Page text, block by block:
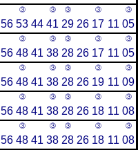
③ ③ ③ ③ ③
56 53 44 41 29 26 17 11 05
③ ③ ③ ③ ③
56 48 41 38 28 26 17 11 05
③ ③ ③ ③ ③
56 48 41 38 28 26 19 11 09
③ ③ ③ ③ ③
56 48 41 38 28 26 18 11 08
③ ③ ③ ③ ③
56 48 41 38 28 26 18 11 08